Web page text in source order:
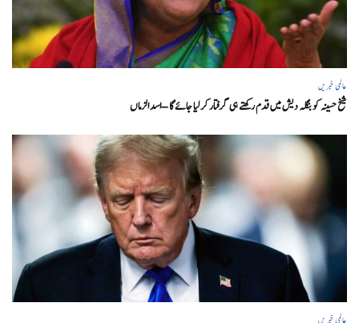
عالمی خبریں
شیخ حسینہ کو بنگلہ دیش میں قدم رکھتے ہی گرفتار کر لیا جائے گا – اسد الزماں
عالمی خبریں